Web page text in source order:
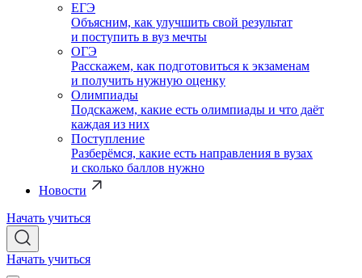
ЕГЭ
Объясним, как улучшить свой результат
и поступить в вуз мечты
ОГЭ
Расскажем, как подготовиться к экзаменам
и получить нужную оценку
Олимпиады
Подскажем, какие есть олимпиады и что даёт
каждая из них
Поступление
Разберёмся, какие есть направления в вузах
и сколько баллов нужно
Новости
Начать учиться
Начать учиться